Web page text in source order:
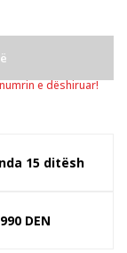
e dëshiruar!
15 ditësh
DEN